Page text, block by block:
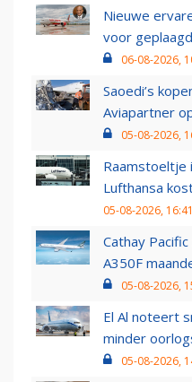
Nieuwe
voor
06-08-2026,
Saoedi’s
Aviapartner
05-08-2026,
Raamstoeltje
Lufthansa
05-08-2026, 16:41
Cathay
A350F
05-08-2026,
El Al noteert
minder
05-08-2026,